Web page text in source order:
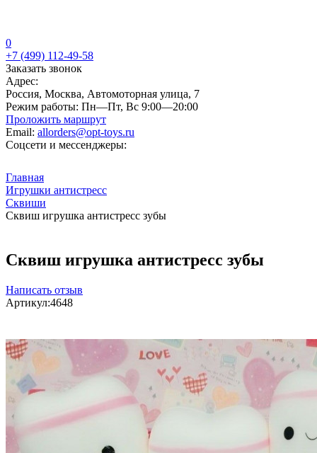
0
+7 (499) 112-49-58
Заказать звонок
Адрес:
Россия, Москва, Автомоторная улица, 7
Режим работы: Пн—Пт, Вс 9:00—20:00
Проложить маршрут
Email: allorders@opt-toys.ru
Соцсети и мессенджеры:
Главная
Игрушки антистресс
Сквиши
Сквиш игрушка антистресс зубы
Сквиш игрушка антистресс зубы
Написать отзыв
Артикул:4648